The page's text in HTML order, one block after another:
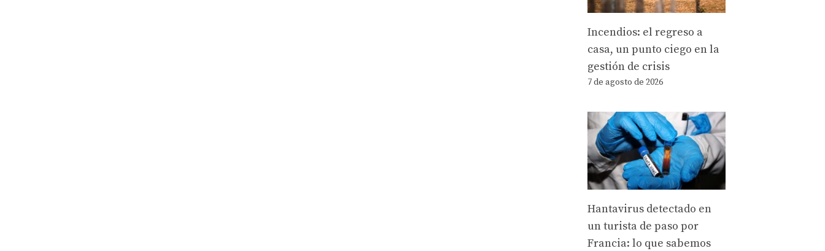
Incendios: el regreso a
casa, un punto ciego en la
gestión de crisis
7 de agosto de 2026
Hantavirus detectado en
un turista de paso por
Francia: lo que sabemos